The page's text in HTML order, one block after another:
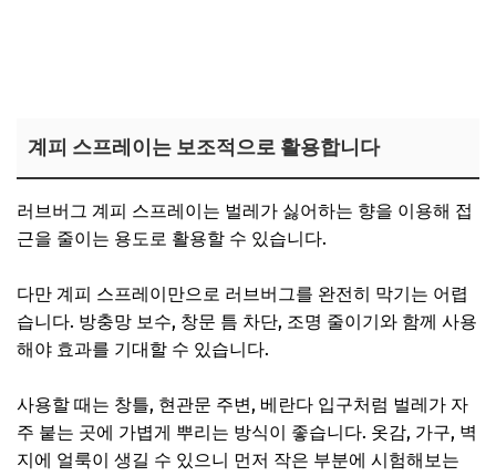
계피 스프레이는 보조적으로 활용합니다
러브버그 계피 스프레이는 벌레가 싫어하는 향을 이용해 접
근을 줄이는 용도로 활용할 수 있습니다.
다만 계피 스프레이만으로 러브버그를 완전히 막기는 어렵
습니다. 방충망 보수, 창문 틈 차단, 조명 줄이기와 함께 사용
해야 효과를 기대할 수 있습니다.
사용할 때는 창틀, 현관문 주변, 베란다 입구처럼 벌레가 자
주 붙는 곳에 가볍게 뿌리는 방식이 좋습니다. 옷감, 가구, 벽
지에 얼룩이 생길 수 있으니 먼저 작은 부분에 시험해보는